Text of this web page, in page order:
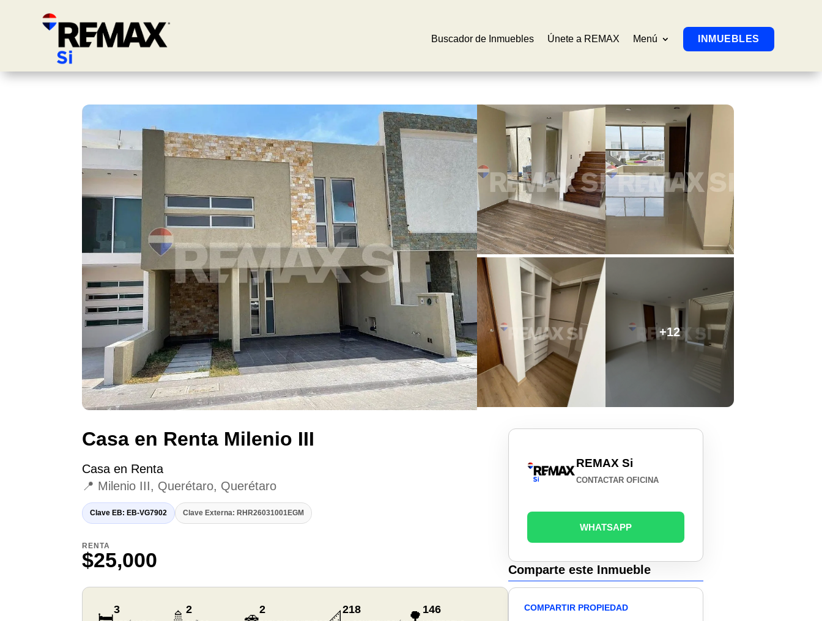
Buscador de Inmuebles Únete a REMAX Menú INMUEBLES
+12
Casa en Renta Milenio III
Casa en Renta
📍 Milenio III, Querétaro, Querétaro
Clave EB: EB-VG7902 Clave Externa: RHR26031001EGM
RENTA
$25,000
🛏️3 🚿2 🚗2 📐218 🌳 146
REMAX Si
CONTACTAR OFICINA
WHATSAPP
Comparte este Inmueble
COMPARTIR PROPIEDAD